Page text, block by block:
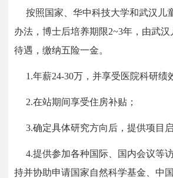
按照国家、华中科技大学和武汉儿
办法，博士后培养期限2~3年， 由武汉
待遇，缴纳五险一金。
1.年薪24-30万，并享受医院科研绩
2.在站期间享受住房补贴；
3.确定具体研究方向后，提供项目
4.提供参加各种国际、国内会议等
持并协助申请国家自然科学基金、中